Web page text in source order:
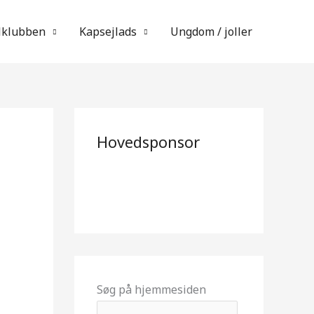
Kapsejlads Ungdom / joller
Hovedsponsor
Søg på hjemmesiden